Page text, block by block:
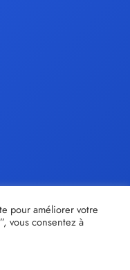
pour améliorer votre
vous consentez à